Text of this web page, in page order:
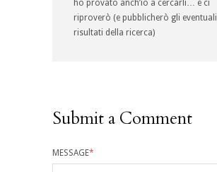
ho provato anch’io a cercarli… e ci
riproverò (e pubblicherò gli eventuali
risultati della ricerca)
Submit a Comment
MESSAGE*